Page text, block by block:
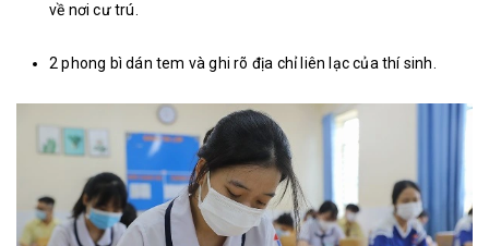
về nơi cư trú.
2 phong bì dán tem và ghi rõ địa chỉ liên lạc của thí sinh.